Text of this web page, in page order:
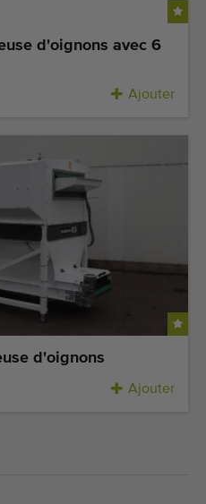
d'oignons avec 6
Ajouter
d'oignons
Ajouter